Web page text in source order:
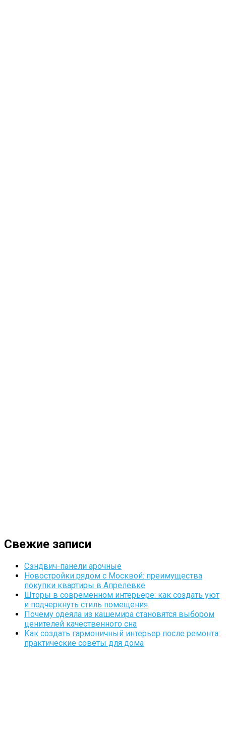
Свежие записи
Сэндвич-панели арочные
Новостройки рядом с Москвой: преимущества
покупки квартиры в Апрелевке
Шторы в современном интерьере: как создать уют
и подчеркнуть стиль помещения
Почему одеяла из кашемира становятся выбором
ценителей качественного сна
Как создать гармоничный интерьер после ремонта:
практические советы для дома